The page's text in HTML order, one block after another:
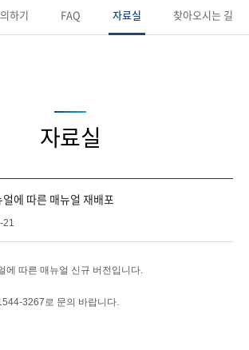
하기 FAQ 자료실 찾아오시는 길
자료실
에 따른 매뉴얼 재배포
21
에 따른 매뉴얼 신규 버전입니다.
3267로 문의 바랍니다.